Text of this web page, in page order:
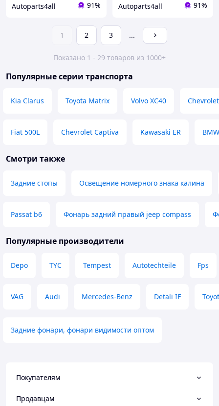
Autoparts4all 91% Autoparts4all 91%
1 2 3 ...
Показано 1 - 29 товаров из 1000+
Популярные серии транспорта
Kia Clarus Toyota Matrix Volvo XC40
Fiat 500L Chevrolet Captiva Kawasaki ER
Смотри также
Задние стопы Освещение номерного знака калина
Passat b6 Фонарь задний правый jeep compass
Популярные производители
Depo TYC Tempest Autotechteile Fps
VAG Audi Mercedes-Benz Detali IF
Задние фонари, фонари видимости оптом
Покупателям
Продавцам